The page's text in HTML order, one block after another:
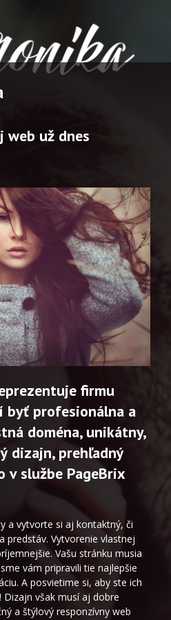
už dnes
firmu
byť profesionálna a
doména, unikátny,
dizajn, prehľadný
v službe PageBrix
a vytvorte si aj kontaktný, či
predstáv. Vytvorenie vlastnej
Vašu stránku musia
vám pripravili tie najlepšie
A posvietime si, aby ste ich
Dizajn však musí aj dobre
a štýlový responzívny web